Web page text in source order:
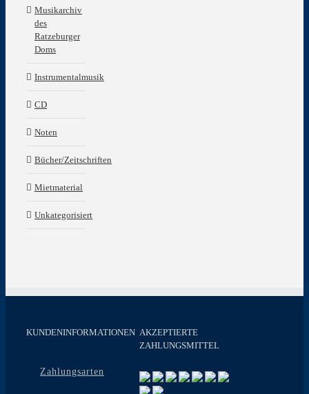
Musikarchiv
des
Ratzeburger
Doms
Instrumentalmusik
CD
Noten
Bücher/Zeitschriften
Mietmaterial
Unkategorisiert
KUNDENINFORMATIONEN
Zahlungsarten
AKZEPTIERTE
ZAHLUNGSMITTEL